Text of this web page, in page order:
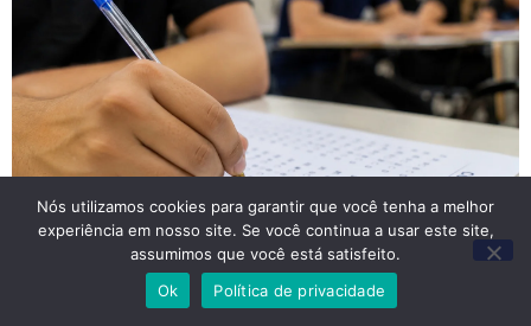
Prefeitura abre concurso com 128 vagas e salários
de até R$ 7 mil; veja cargos
Nós utilizamos cookies para garantir que você tenha a melhor
experiência em nosso site. Se você continua a usar este site,
assumimos que você está satisfeito.
Ok
Política de privacidade